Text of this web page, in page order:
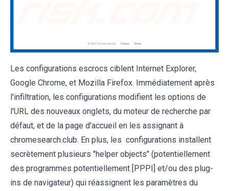
Les configurations escrocs ciblent Internet Explorer,
Google Chrome, et Mozilla Firefox. Immédiatement après
l'infiltration, les configurations modifient les options de
l'URL des nouveaux onglets, du moteur de recherche par
défaut, et de la page d'accueil en les assignant à
chromesearch.club. En plus, les configurations installent
secrètement plusieurs "helper objects" (potentiellement
des programmes potentiellement [PPPI] et/ou des plug-
ins de navigateur) qui réassignent les paramètres du